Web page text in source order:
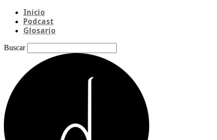
Inicio
Podcast
Glosario
Buscar